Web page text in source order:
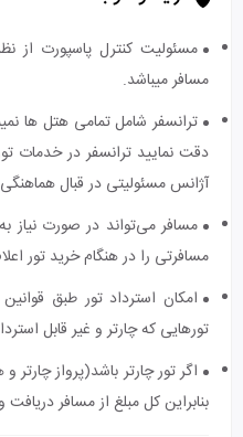
مسئولیت کنترل پاسپورت از
مسافر میباشد.
ترانسفر شامل تمامی هتل ها
دقت نمایید ترانسفر در خدمات
آژانس مسئولیتی در قبال
مسافر می‌تواند در صورت نیاز
مسافرتی را در هنگام خرید تور
امکان استرداد تور طبق
تورهایی که چارتر و غیر قابل
اگر تور چارتر باشد(پرواز
بنابراین کل مبلغ از مسافر